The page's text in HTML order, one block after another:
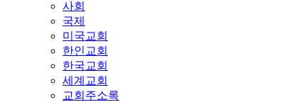
사회
국제
미국교회
한인교회
한국교회
세계교회
교회주소록